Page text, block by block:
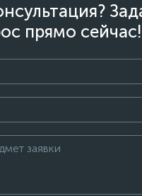
прямо сейчас!